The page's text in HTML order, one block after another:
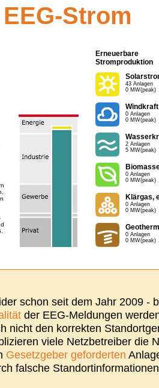
Strom
Erneuerbare
Stromproduktion
43 Anlagen
0 MW(peak)
Windkraft
0 Anlagen
0 MW(peak)
2 Anlagen
5 MW(peak)
0 Anlagen
0 MW(peak)
Klärgas,
0 Anlagen
0 MW(peak)
0 Anlagen
0 MW(peak)
schon seit dem Jahr 2009 -
der EEG-Meldungen
nicht den korrekten
viele Netzbetreiber die
Gesetzgeber geforderten
falsche